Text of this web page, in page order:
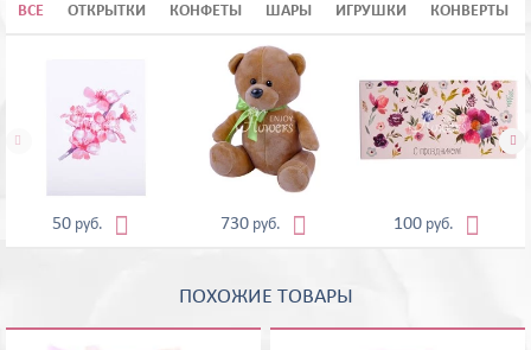
ВСЕ ОТКРЫТКИ КОНФЕТЫ ШАРЫ ИГРУШКИ КОНВЕРТЫ
50 руб.  730 руб.  100 руб. 
 
ПОХОЖИЕ ТОВАРЫ